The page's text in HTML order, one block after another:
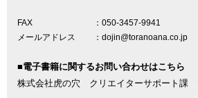
FAX
：050-3457-9941
メールアドレス
：dojin@toranoana.co.jp
■電子書籍に関するお問い合わせはこちら
株式会社虎の穴 クリエイターサポート